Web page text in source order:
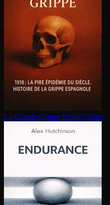
La Grande Grippe Freddy Vinet